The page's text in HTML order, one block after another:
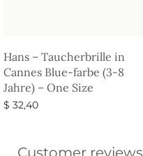
Hans – Taucherbrille in
Cannes Blue-farbe (3-8
Jahre) – One Size
$ 32,40
Customer reviews